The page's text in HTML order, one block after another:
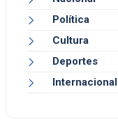
Política
Cultura
Deportes
Internacional